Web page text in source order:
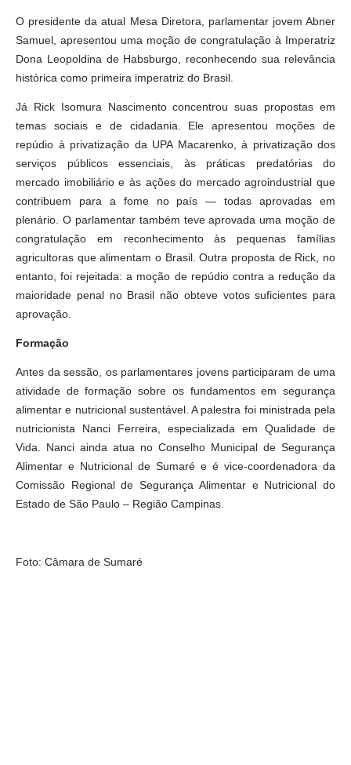
O presidente da atual Mesa Diretora, parlamentar jovem Abner
Samuel, apresentou uma moção de congratulação à Imperatriz
Dona Leopoldina de Habsburgo, reconhecendo sua relevância
histórica como primeira imperatriz do Brasil.
Já Rick Isomura Nascimento concentrou suas propostas em
temas sociais e de cidadania. Ele apresentou moções de
repúdio à privatização da UPA Macarenko, à privatização dos
serviços públicos essenciais, às práticas predatórias do
mercado imobiliário e às ações do mercado agroindustrial que
contribuem para a fome no país — todas aprovadas em
plenário. O parlamentar também teve aprovada uma moção de
congratulação em reconhecimento às pequenas famílias
agricultoras que alimentam o Brasil. Outra proposta de Rick, no
entanto, foi rejeitada: a moção de repúdio contra a redução da
maioridade penal no Brasil não obteve votos suficientes para
aprovação.
Formação
Antes da sessão, os parlamentares jovens participaram de uma
atividade de formação sobre os fundamentos em segurança
alimentar e nutricional sustentável. A palestra foi ministrada pela
nutricionista Nanci Ferreira, especializada em Qualidade de
Vida. Nanci ainda atua no Conselho Municipal de Segurança
Alimentar e Nutricional de Sumaré e é vice-coordenadora da
Comissão Regional de Segurança Alimentar e Nutricional do
Estado de São Paulo – Região Campinas.
Foto: Câmara de Sumaré